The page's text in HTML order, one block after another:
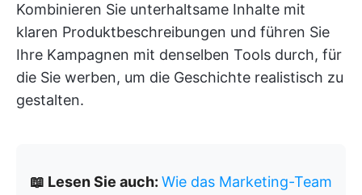
Kombinieren Sie unterhaltsame Inhalte mit
klaren Produktbeschreibungen und führen Sie
Ihre Kampagnen mit denselben Tools durch, für
die Sie werben, um die Geschichte realistisch zu
gestalten.
📖 Lesen Sie auch: Wie das Marketing-Team